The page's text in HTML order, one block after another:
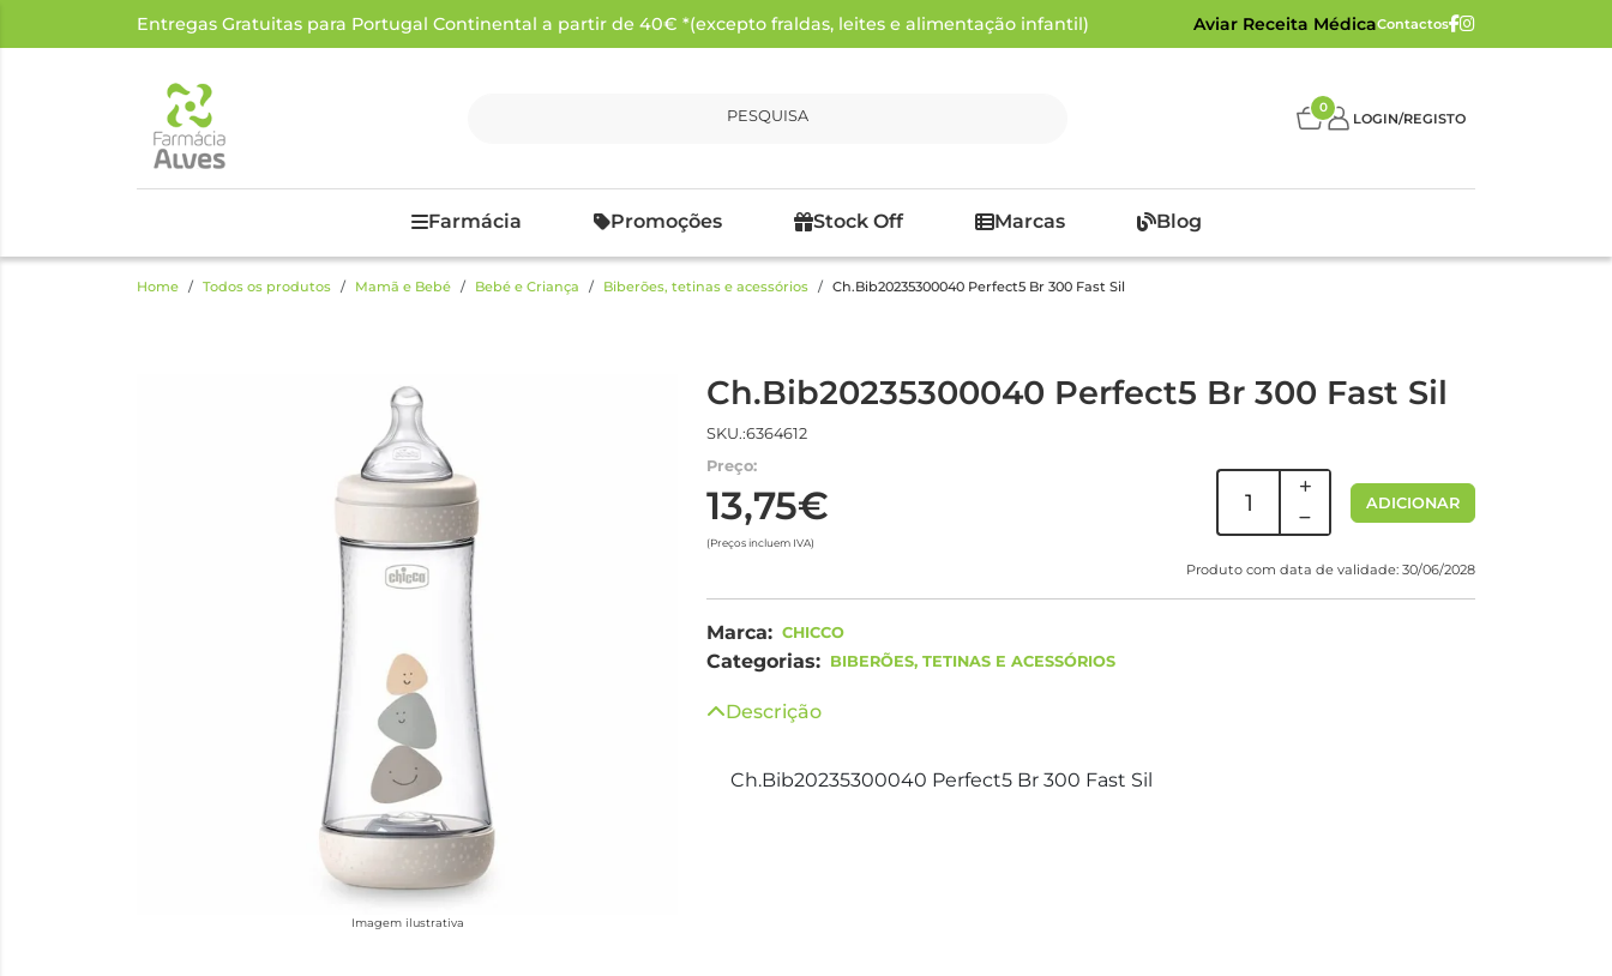
Entregas Gratuitas para Portugal Continental a partir de 40€ *(excepto fraldas, leites e alimentação infantil) Aviar Receita MédicaContactos
PESQUISA 0
LOGIN/REGISTO
Farmácia Promoções Stock Off Marcas Blog
Home Todos os produtos Mamã e Bebé Bebé e Criança Biberões, tetinas e acessórios Ch.Bib20235300040 Perfect5 Br 300 Fast Sil
Imagem ilustrativa
Ch.Bib20235300040 Perfect5 Br 300 Fast Sil
SKU.:6364612
Preço:
13,75€
(Preços incluem IVA)
ADICIONAR
Produto com data de validade: 30/06/2028
Marca: CHICCO
Categorias: BIBERÕES, TETINAS E ACESSÓRIOS
Descrição
Ch.Bib20235300040 Perfect5 Br 300 Fast Sil